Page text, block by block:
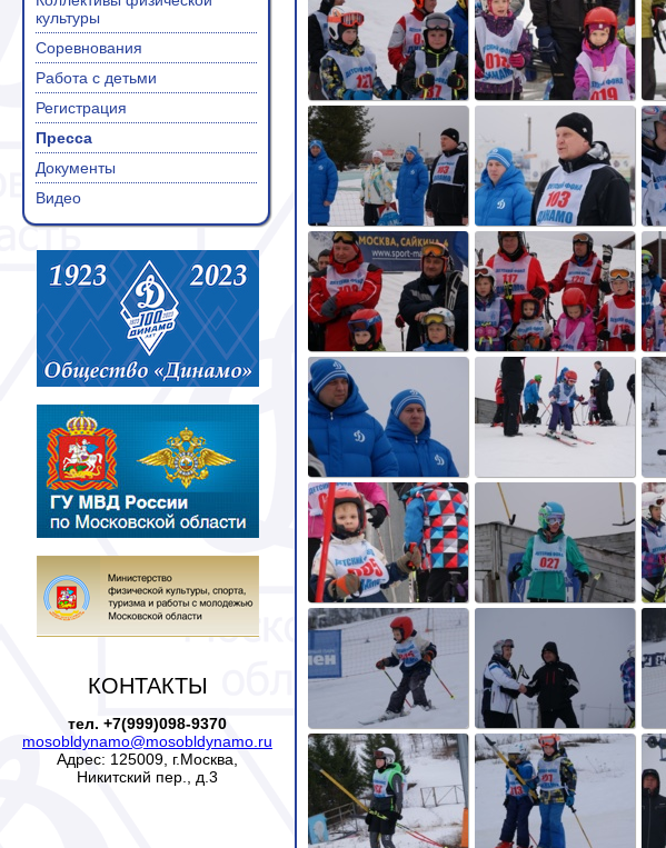
культуры
Соревнования
Работа с детьми
Регистрация
Пресса
Документы
Видео
КОНТАКТЫ
тел. +7(999)098-9370
mosobldynamo@mosobldynamo.ru
Адрес: 125009, г.Москва,
Никитский пер., д.3